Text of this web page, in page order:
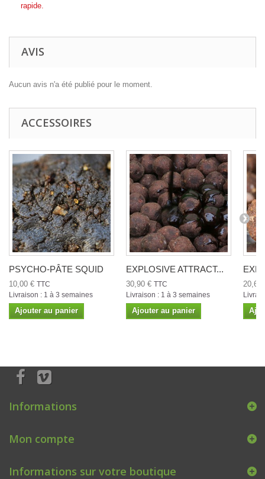
rapide.
AVIS
Aucun avis n'a été publié pour le moment.
ACCESSOIRES
PSYCHO-PÂTE SQUID
10,00 € TTC
Livraison : 1 à 3 semaines
Ajouter au panier
EXPLOSIVE ATTRACT...
30,90 € TTC
Livraison : 1 à 3 semaines
Ajouter au panier
Informations
Mon compte
Informations sur votre boutique